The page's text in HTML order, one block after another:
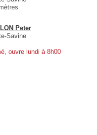
Peter
Savine
ouvre lundi à 8h00